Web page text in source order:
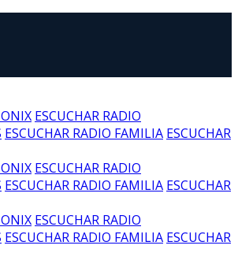
ESCUCHAR RADIO
ESCUCHAR RADIO FAMILIA ESCUCHAR
ESCUCHAR RADIO
ESCUCHAR RADIO FAMILIA ESCUCHAR
ESCUCHAR RADIO
ESCUCHAR RADIO FAMILIA ESCUCHAR